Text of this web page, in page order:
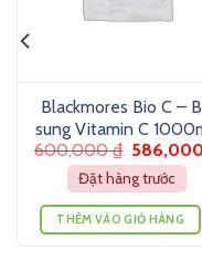
Blackmores Bio C –
sung Vitamin C
(150 viên)
600,000₫ 586,000
Đặt hàng trước
THÊM VÀO GIỎ HÀNG